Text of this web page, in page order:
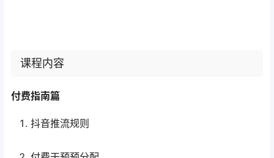
课程内容
付费指南篇
抖音推流规则